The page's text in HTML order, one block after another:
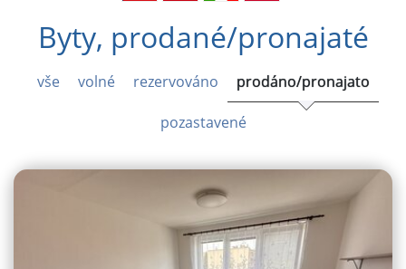
Byty, prodané/pronajaté
vše volné rezervováno prodáno/pronajato
pozastavené